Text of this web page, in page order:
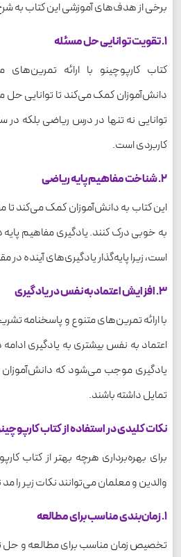
برخی از هدف‌های آموزشی این کتاب به
1. تقویت توانایی حل مسئله
کتاب کارپوچینو با ارائه
دانش‌آموزان کمک می‌کند تا توانایی حل
توانایی نه تنها در درس ریاضی بلکه در
کاربردی است.
2. شناخت مفاهیم پایه ریاضی
این کتاب به دانش‌آموزان کمک می‌کند تا
به خوبی درک کنند. یادگیری مفاهیم
است، زیرا پایه‌گذار یادگیری‌های آینده در
3. افزایش اعتماد به نفس در یادگیری
با ارائه تمرین‌های متنوع و پاسخنامه
اعتماد به نفس بیشتری به یادگیری
یادگیری موجب می‌شود که
تمایل داشته باشند.
نکات کلیدی در استفاده از کتاب
برای بهره‌برداری هرچه بهتر از کتاب
والدین و معلمان می‌توانند نکات زیر را
1. زمان‌بندی مناسب برای مطالعه
تخصیص زمان مناسب برای مطالعه و حل